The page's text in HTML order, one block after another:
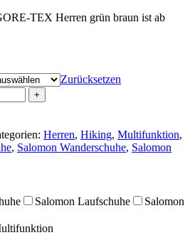
TEX Herren grün braun ist ab
Zurücksetzen
Herren, Hiking, Multifunktion,
, Salomon Wanderschuhe, Salomon
Salomon Laufschuhe
Salomon